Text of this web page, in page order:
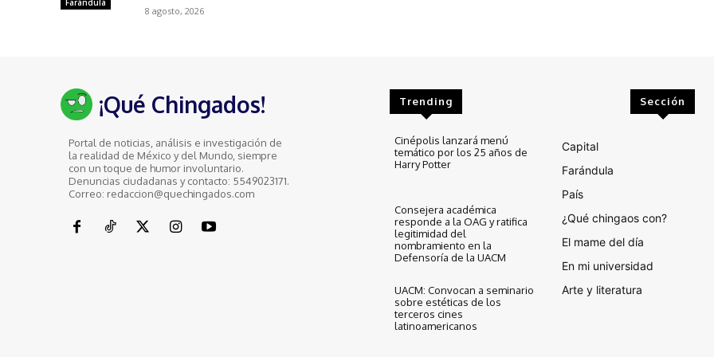
Farándula
8 agosto, 2026
¡Qué Chingados!
Portal de noticias, análisis e investigación de
la realidad de México y del Mundo, siempre
con un toque de humor involuntario.
Denuncias ciudadanas y contacto: 5549023171.
Correo: redaccion@quechingados.com
Trending
Cinépolis lanzará menú
temático por los 25 años de
Harry Potter
Consejera académica
responde a la OAG y ratifica
legitimidad del
nombramiento en la
Defensoría de la UACM
UACM: Convocan a seminario
sobre estéticas de los
terceros cines
latinoamericanos
Sección
Capital
Farándula
País
¿Qué chingaos con?
El mame del día
En mi universidad
Arte y literatura